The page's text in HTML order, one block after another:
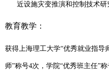
近设施灾变推演和控制技术研
教育教学：
获得上海理工大学“优秀就业指导
师”称号4次，学院“优秀班主任”称